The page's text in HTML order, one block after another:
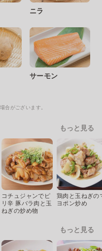
ニラ
サーモン
合がございます。
もっと見る
コチュジャンでピ
リ辛 豚バラ肉と玉
ねぎの炒め物
鶏肉と玉ねぎの
ヨポン炒め
もっと見る